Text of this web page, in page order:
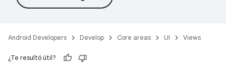
Android Developers Develop Core areas UI Views
¿Te resultó útil?